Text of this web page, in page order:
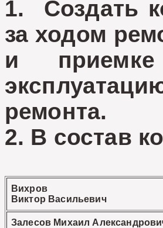
1. Создать
за ходом
и
ремонта.
2. В состав
Вихров
Виктор Васильевич
Залесов Михаил